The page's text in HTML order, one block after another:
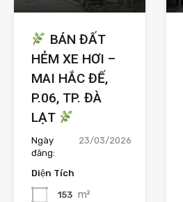
BÁN ĐẤT
HẺM XE HƠI –
MAI HẮC ĐẾ,
P.06, TP. ĐÀ
LẠT
Ngày
đăng:
23/03/2026
Diện Tích
153 m²